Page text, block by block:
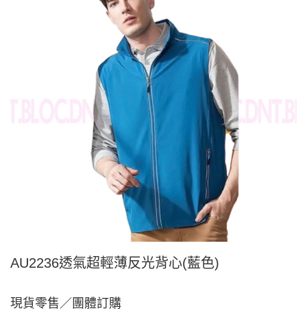
AU2236透氣超輕薄反光背心(藍色)
現貨零售／團體訂購